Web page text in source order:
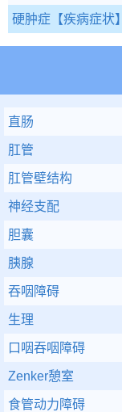
硬肿症 【疾病症状】
直肠
肛管
肛管壁结构
神经支配
胆囊
胰腺
吞咽障碍
生理
口咽吞咽障碍
Zenker憩室
食管动力障碍